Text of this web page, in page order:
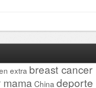
extra breast cancer
China deporte